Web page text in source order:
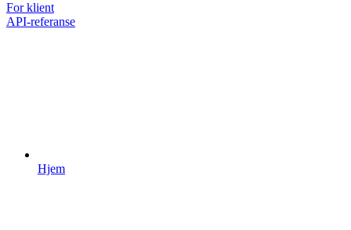
For klient
API-referanse
Hjem